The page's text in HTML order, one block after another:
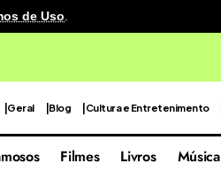
de Uso.
Geral Blog Cultura e Entretenimento
Filmes Livros Música